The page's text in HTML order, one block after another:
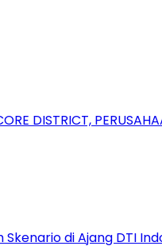
DISTRICT,
di Ajang DTI